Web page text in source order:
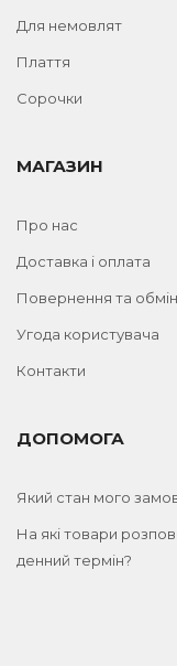
Для немовлят
Плаття
Сорочки
МАГАЗИН
Про нас
Доставка і оплата
Повернення та обмін
Угода користувача
Контакти
ДОПОМОГА
Який стан мого
На які товари
денний термін?